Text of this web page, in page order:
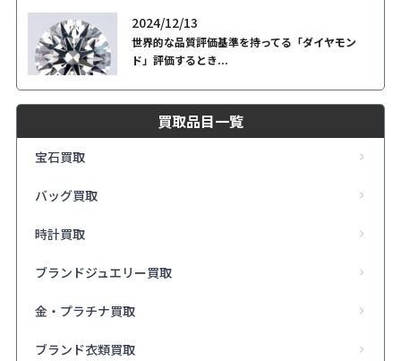
2024/12/13
世界的な品質評価基準を持ってる「ダイヤモン
ド」評価するとき...
買取品目一覧
宝石買取
バッグ買取
時計買取
ブランドジュエリー買取
金・プラチナ買取
ブランド衣類買取